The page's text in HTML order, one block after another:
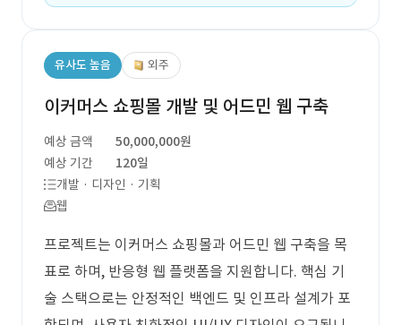
유사도 높음 외주
이커머스 쇼핑몰 개발 및 어드민 웹 구축
예상 금액
50,000,000원
예상 기간
120일
개발 · 디자인 · 기획
웹
프로젝트는 이커머스 쇼핑몰과 어드민 웹 구축을 목
표로 하며, 반응형 웹 플랫폼을 지원합니다. 핵심 기
술 스택으로는 안정적인 백엔드 및 인프라 설계가 포